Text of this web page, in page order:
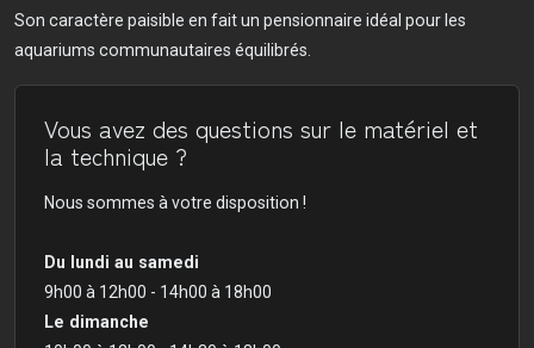
Son caractère paisible en fait un pensionnaire idéal pour les
aquariums communautaires équilibrés.
Vous avez des questions sur le matériel et
la technique ?
Nous sommes à votre disposition !
Du lundi au samedi
9h00 à 12h00 - 14h00 à 18h00
Le dimanche